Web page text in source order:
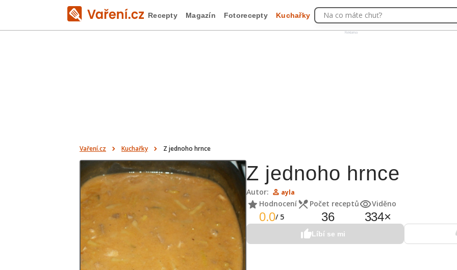
Reklama
Recepty Magazín Fotorecepty Kuchařky Na co máte chuť?
Vaření.cz Kuchařky Z jednoho hrnce
Z jednoho hrnce
Autor: ayla
Hodnocení
0.0/ 5
Počet receptů
36
Viděno
334×
Líbí se mi